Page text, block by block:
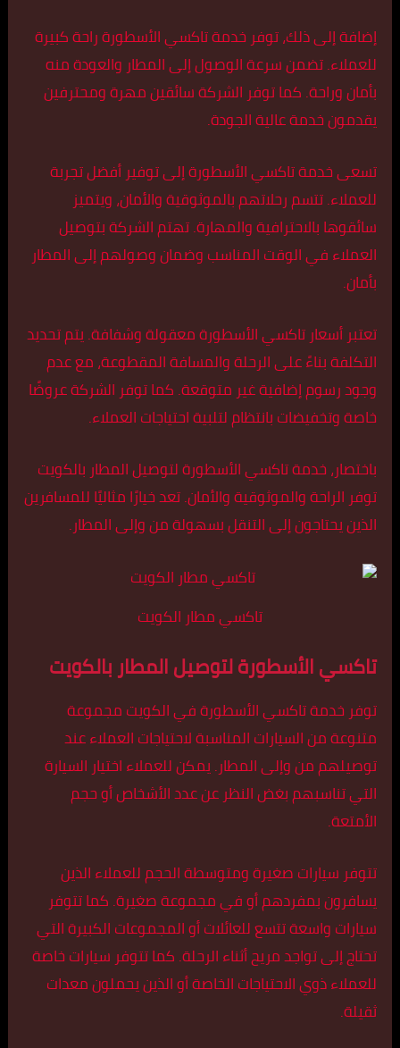
إضافة إلى ذلك، توفر خدمة تاكسي الأسطورة راحة كبيرة
للعملاء. تضمن سرعة الوصول إلى المطار والعودة منه
بأمان وراحة. كما توفر الشركة سائقين مهرة ومحترفين
يقدمون خدمة عالية الجودة.
تسعى خدمة تاكسي الأسطورة إلى توفير أفضل تجربة
للعملاء. تتسم رحلاتهم بالموثوقية والأمان، ويتميز
سائقوها بالاحترافية والمهارة. تهتم الشركة بتوصيل
العملاء في الوقت المناسب وضمان وصولهم إلى المطار
بأمان.
تعتبر أسعار تاكسي الأسطورة معقولة وشفافة. يتم تحديد
التكلفة بناءً على الرحلة والمسافة المقطوعة، مع عدم
وجود رسوم إضافية غير متوقعة. كما توفر الشركة عروضًا
خاصة وتخفيضات بانتظام لتلبية احتياجات العملاء.
باختصار، خدمة تاكسي الأسطورة لتوصيل المطار بالكويت
توفر الراحة والموثوقية والأمان. تعد خيارًا مثاليًا للمسافرين
الذين يحتاجون إلى التنقل بسهولة من وإلى المطار.
تاكسي مطار الكويت
تاكسي الأسطورة لتوصيل المطار بالكويت
توفر خدمة تاكسي الأسطورة في الكويت مجموعة
متنوعة من السيارات المناسبة لاحتياجات العملاء عند
توصيلهم من وإلى المطار. يمكن للعملاء اختيار السيارة
التي تناسبهم بغض النظر عن عدد الأشخاص أو حجم
الأمتعة.
تتوفر سيارات صغيرة ومتوسطة الحجم للعملاء الذين
يسافرون بمفردهم أو في مجموعة صغيرة. كما تتوفر
سيارات واسعة تتسع للعائلات أو المجموعات الكبيرة التي
تحتاج إلى تواجد مريح أثناء الرحلة. كما تتوفر سيارات خاصة
للعملاء ذوي الاحتياجات الخاصة أو الذين يحملون معدات
ثقيلة.